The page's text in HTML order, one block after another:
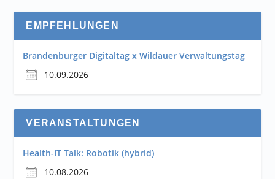
EMPFEHLUNGEN
Brandenburger Digitaltag x Wildauer Verwaltungstag
10.09.2026
VERANSTALTUNGEN
Health-IT Talk: Robotik (hybrid)
10.08.2026